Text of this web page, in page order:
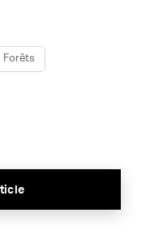
Forêts